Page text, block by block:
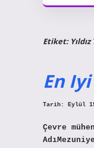
Etiket:
En
Tarih: Eylül
Çevre